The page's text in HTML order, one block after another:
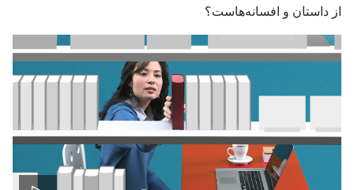
از داستان و افسانه‌هاست؟‏